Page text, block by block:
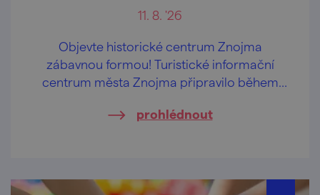
11. 8. '26
Objevte historické centrum Znojma
zábavnou formou! Turistické informační
centrum města Znojma připravilo během
prohlídky určené především rodinám s
prohlédnout